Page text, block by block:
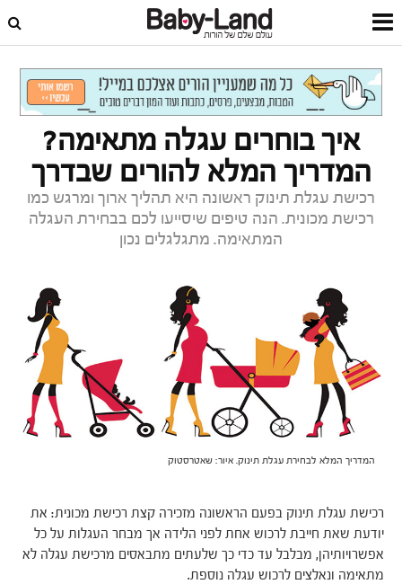
מדריכי קנייה
איך בוחרים עגלה מתאימה?
המדריך המלא להורים שבדרך
רכישת עגלת תינוק ראשונה היא תהליך ארוך ומרגש כמו
רכישת מכונית. הנה טיפים שיסייעו לכם בבחירת העגלה
המתאימה. מתגלגלים נכון
המדריך המלא לבחירת עגלת תינוק. איור: שאטרסטוק
רכישת עגלת תינוק בפעם הראשונה מזכירה קצת רכישת מכונית: את
יודעת שאת חייבת לרכוש אחת לפני הלידה אך מבחר העגלות על כל
אפשרויותיהן, מבלבל עד כדי כך שלעתים מתבאסים מרכישת עגלה לא
מתאימה ונאלצים לרכוש עגלה נוספת.